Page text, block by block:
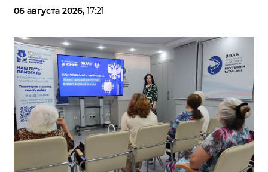
06 августа 2026, 17:21